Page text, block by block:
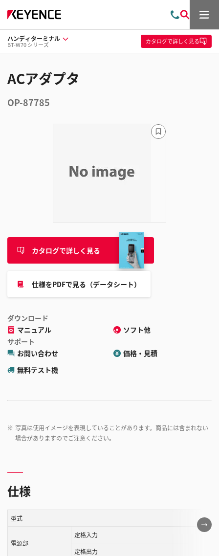
問
い
合
わ
索
メ
ュ
ー
ハンディターミナル
BT-W70 シリーズ カタログで詳しく見る
ACアダプタ
OP-87785
カタログで詳しく見る
仕様をPDFで見る（データシート）
ダウンロード
マニュアル
ソフト他
サポート
お問い合わせ
価格・見積
無料テスト機
※ 写真は使用イメージを表現していることがあります。商品には含まれない
場合がありますのでご注意ください。
ブ
ッ
仕様
こ
の
型式
電源部
定格入力
定格出力